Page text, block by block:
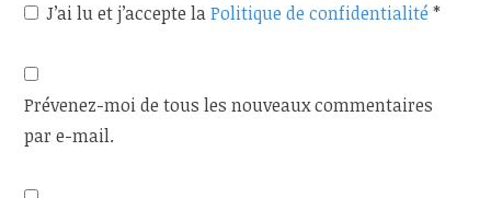
J’ai lu et j’accepte laPolitique de confidentialité*
Prévenez-moi de tous les nouveaux commentaires
par e-mail.